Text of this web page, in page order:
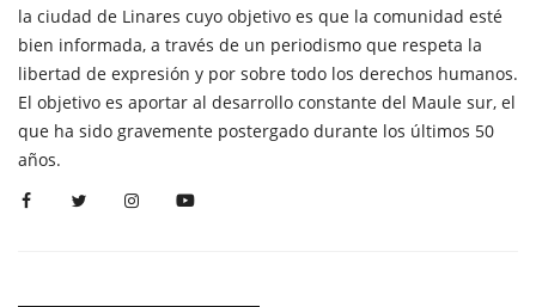
la ciudad de Linares cuyo objetivo es que la comunidad esté
bien informada, a través de un periodismo que respeta la
libertad de expresión y por sobre todo los derechos humanos.
El objetivo es aportar al desarrollo constante del Maule sur, el
que ha sido gravemente postergado durante los últimos 50
años.